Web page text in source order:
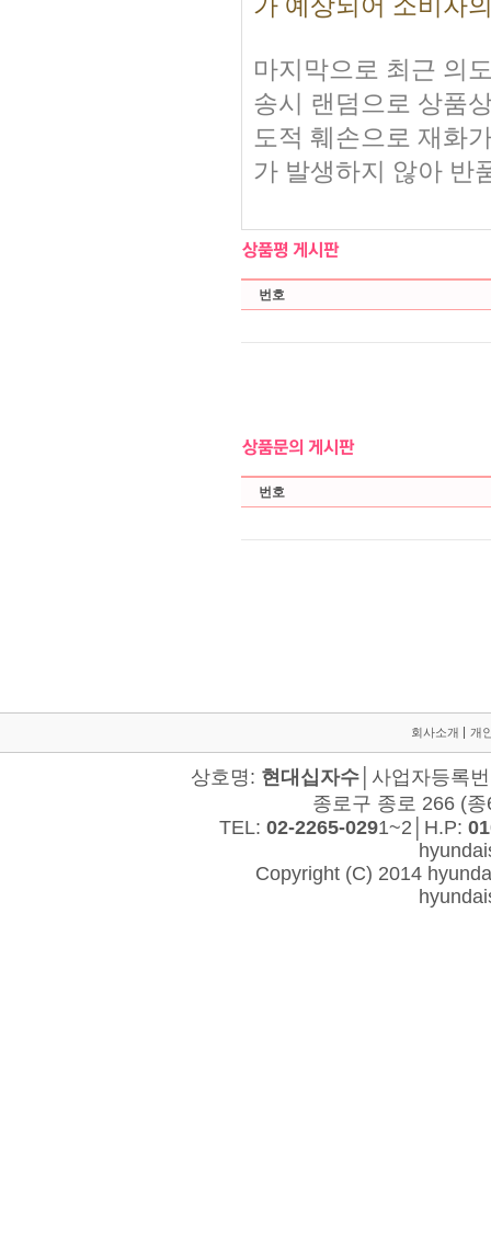
마지막으로 최근 의
송시 랜덤으로 상품
도적 훼손으로 재화
가 발생하지 않아 반
회사소개 개
상호명: 현대십자수│사업자등록
종로구 종로 266 (
TEL: 02-2265-0291~2│H.P:
Copyright (C) 2014